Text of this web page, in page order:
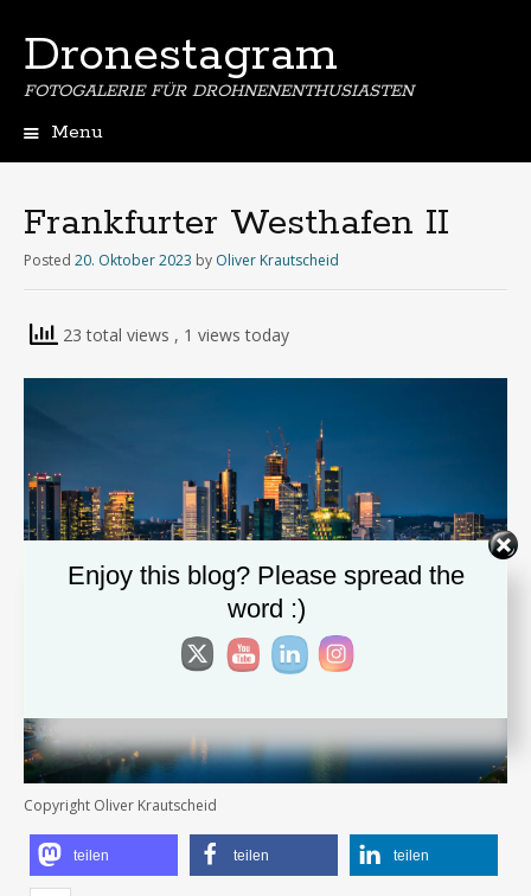
Dronestagram
FOTOGALERIE FÜR DROHNENENTHUSIASTEN
Menu
Frankfurter Westhafen II
Posted 20. Oktober 2023 by Oliver Krautscheid
23 total views , 1 views today
Copyright Oliver Krautscheid
teilen teilen teilen
Enjoy this blog? Please spread the
word :)